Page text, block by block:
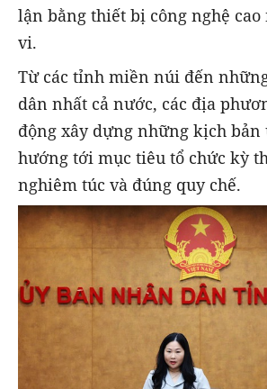
lận bằng thiết bị công nghệ
vi.
Từ các tỉnh miền núi đến
dân nhất cả nước, các địa
động xây dựng những kịch bản
hướng tới mục tiêu tổ chức kỳ
nghiêm túc và đúng quy chế.